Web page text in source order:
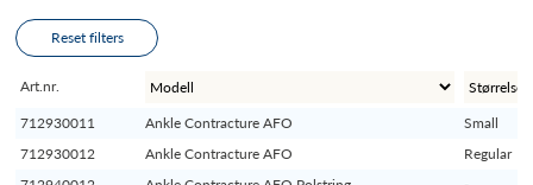
Reset filters
Art.nr.
712930011
Ankle Contracture AFO
Small
712930012
Ankle Contracture AFO
Regular